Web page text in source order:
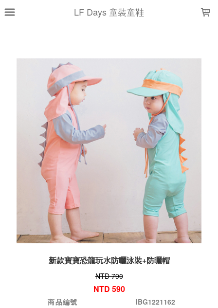
LF Days 童裝童鞋
新款寶寶恐龍玩水防曬泳裝+防曬帽
NTD 790
NTD 590
商品編號
IBG1221162